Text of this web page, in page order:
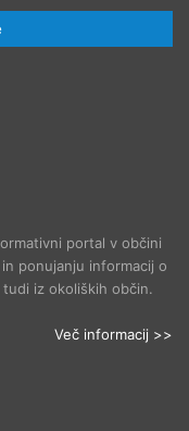
portal v občini
ponujanju informacij o
iz okoliških občin.
Več informacij >>